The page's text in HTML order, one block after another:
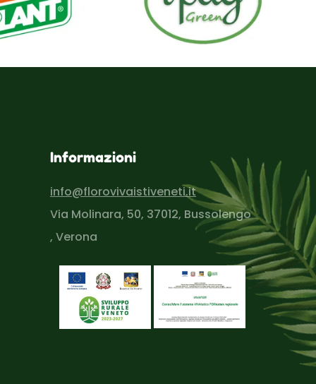
Informazioni
info@florovivaistiveneti.it
Via Molinara, 50, 37012, Bussolengo
, Verona